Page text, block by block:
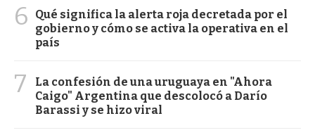
6
Qué significa la alerta roja decretada por el
gobierno y cómo se activa la operativa en el
país
7
La confesión de una uruguaya en "Ahora
Caigo" Argentina que descolocó a Darío
Barassi y se hizo viral